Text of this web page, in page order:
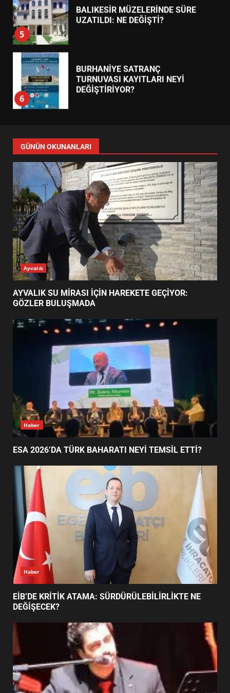
6
BURHANİYE SATRANÇ
TURNUVASI KAYITLARI NEYİ
DEĞİŞTİRİYOR?
7
BURHANİYE BELEDİYESPOR’DA
YENİ YÖNETİM NASIL
ŞEKİLLENDİ?
1
HAREKETE GEÇİYOR: GÖZLER
BULUŞMADA
2
ESA 2026’DA TÜRK BAHARATI
NEYİ TEMSİL ETTİ?
3
EİB’DE KRİTİK ATAMA:
SÜRDÜRÜLEBİLİRLİKTE NE
DEĞİŞECEK?
EDREMİT’İN GURURU TÜRKİYE
FİNALİNDE NE BAŞARDI?
5
BALIKESİR MÜZELERİNDE SÜRE
UZATILDI: NE DEĞİŞTİ?
6
BURHANİYE SATRANÇ
TURNUVASI KAYITLARI NEYİ
DEĞİŞTİRİYOR?
7
BURHANİYE BELEDİYESPOR’DA
YENİ YÖNETİM NASIL
ŞEKİLLENDİ?
GÜNÜN OKUNANLARI
Ayvalık
AYVALIK SU MİRASI İÇİN HAREKETE GEÇİYOR:
GÖZLER BULUŞMADA
Haber
ESA 2026’DA TÜRK BAHARATI NEYİ TEMSİL ETTİ?
Haber
EİB’DE KRİTİK ATAMA: SÜRDÜRÜLEBİLİRLİKTE NE
DEĞİŞECEK?